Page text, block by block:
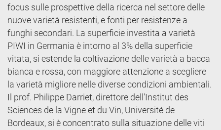
focus sulle prospettive della ricerca nel settore delle
nuove varietà resistenti, e fonti per resistenze a
funghi secondari. La superficie investita a varietà
PIWI in Germania è intorno al 3% della superficie
vitata, si estende la coltivazione delle varietà a bacca
bianca e rossa, con maggiore attenzione a scegliere
la varietà migliore nelle diverse condizioni ambientali.
Il prof. Philippe Darriet, direttore dell'Institut des
Sciences de la Vigne et du Vin, Université de
Bordeaux, si è concentrato sulla situazione delle viti